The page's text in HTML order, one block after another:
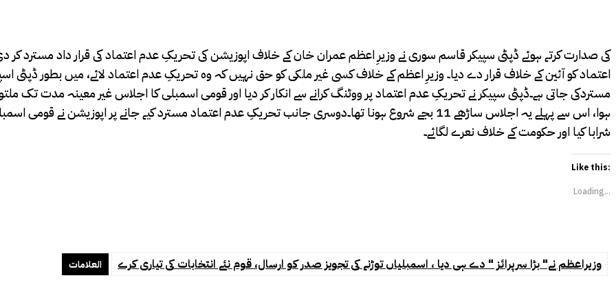
کی صدارت کرتے ہوئے ڈپٹی سپیکر قاسم سوری نے وزیرِ اعظم عمران خان کے خلاف اپوزیشن کی تحریکِ عدم اعتماد کی قرار داد مسترد
اعتماد کو آئین کے خلاف قرار دے دیا۔ وزیرِ اعظم کے خلاف کسی غیر ملکی کو حق نہیں کہ وہ تحریکِ عدم اعتماد لائے، میں بطور ڈپٹی
مستردکی جاتی ہے۔ڈپٹی سپیکر نے تحریکِ عدم اعتماد پر ووٹنگ کرانے سے انکار کر دیا اور قومی اسمبلی کا اجلاس غیر معینہ مدت
ہوا، اس سے پہلے یہ اجلاس ساڑھے 11 بجے شروع ہونا تھا۔دوسری جانب تحریکِ عدم اعتماد مسترد کیے جانے پر
شرابا کیا اور حکومت کے خلاف نعرے لگائے۔
Like this:
Loading...
العلامات وزیراعظم نے" بڑا سرپرائز " دے ہی دیا ، اسمبلیاں توڑنے کی تجویز صدر کو ارسال، قوم نئے انتخابات کی تیاری کرے